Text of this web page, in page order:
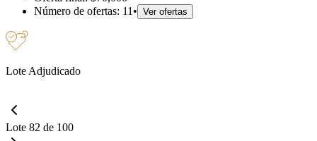
Número de ofertas: 11 • Ver ofertas
Lote Adjudicado
Lote 82 de 100